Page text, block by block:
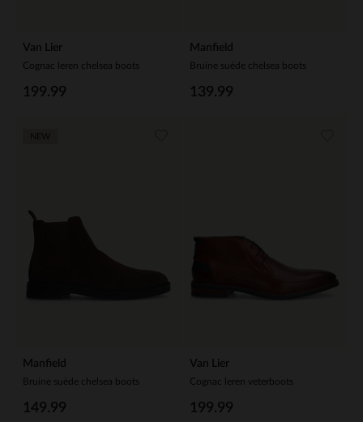
Van Lier
Cognac leren chelsea boots
199.99
Manfield
Bruine suède chelsea boots
139.99
Manfield
Bruine suède chelsea boots
149.99
Van Lier
Cognac leren veterboots
199.99